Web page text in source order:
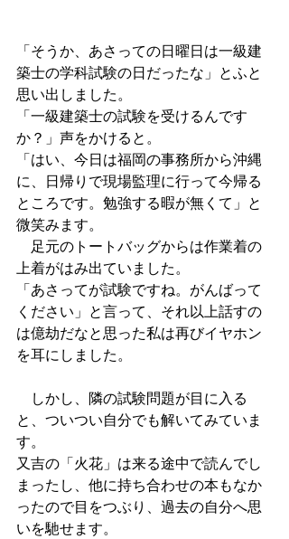
「そうか、あさっての日曜日は一級建
築士の学科試験の日だったな」とふと
思い出しました。
「一級建築士の試験を受けるんです
か？」声をかけると。
「はい、今日は福岡の事務所から沖縄
に、日帰りで現場監理に行って今帰る
ところです。勉強する暇が無くて」と
微笑みます。
足元のトートバッグからは作業着の
上着がはみ出ていました。
「あさってが試験ですね。がんばって
ください」と言って、それ以上話すの
は億劫だなと思った私は再びイヤホン
を耳にしました。
しかし、隣の試験問題が目に入る
と、ついつい自分でも解いてみていま
す。
又吉の「火花」は来る途中で読んでし
まったし、他に持ち合わせの本もなか
ったので目をつぶり、過去の自分へ思
いを馳せます。